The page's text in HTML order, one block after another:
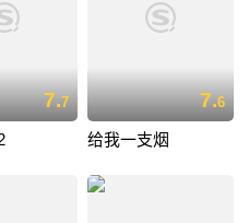
7.7 7.6
给我一支烟